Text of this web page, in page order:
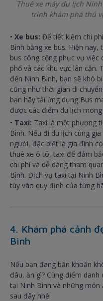
Thuê xe máy du lịch
trình khám phá thú
• Xe bus: Để tiết kiệm chi
Bình bằng xe bus. Hiện
bus công cộng phục vụ
phố và các khu vực lân cận.
đến Ninh Bình, bạn sẽ khó
cũng như thời gian di
bạn hãy tải ứng dụng Bus
được các điểm du lịch
• Taxi: Taxi là một phương
Bình. Nếu đi du lịch cùng
người, đặc biệt là gia đình
thuê xe ô tô, taxi để đảm
chi phí và dễ dàng tham
Bình. Dịch vụ taxi tại Ninh
tùy vào quy định của từng
4. Khám phá cảnh
Bình
Nếu bạn đang băn khoăn
đâu, ăn gì? Cùng điểm
tại Ninh Bình và những món
sau đây nhé!